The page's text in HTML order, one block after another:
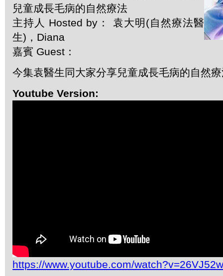
兒童成長毛病的自然療法
主持人 Hosted by： 袁大明(自然療法醫
生)，Diana
嘉賓 Guest：
今集袁醫生同大家分享兒童成長毛病的自然
Youtube Version:
https://www.youtube.com/